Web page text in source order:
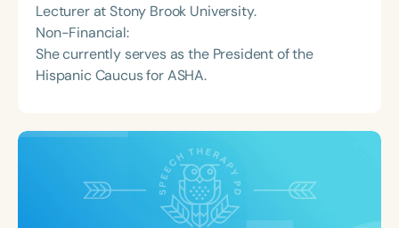
Lecturer at Stony Brook University.
Non-Financial:
She currently serves as the President of the
Hispanic Caucus for ASHA.